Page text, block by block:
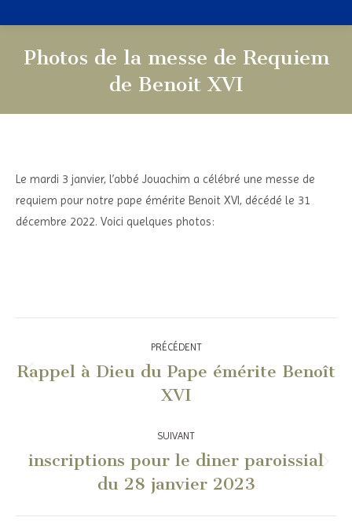
Photos de la messe de Requiem
de Benoit XVI
Le mardi 3 janvier, l’abbé Jouachim a célébré une messe de
requiem pour notre pape émérite Benoit XVI, décédé le 31
décembre 2022. Voici quelques photos:
Navigation
article
PRÉCÉDENT
Article
précédent
Rappel à Dieu du Pape émérite Benoît
XVI
SUIVANT
Article
suivant
:
inscriptions pour le diner paroissial
du 28 janvier 2023